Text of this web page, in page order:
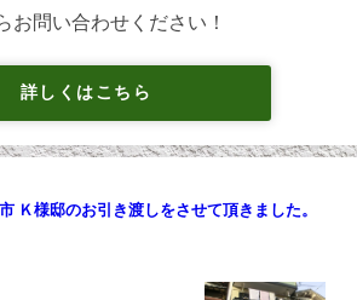
お問い合わせください！
詳しくはこちら
Ｋ様邸のお引き渡しをさせて頂きました。